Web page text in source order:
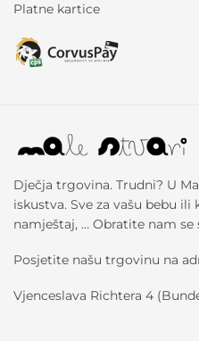
Platne kartice
Dječja trgovina. Trudni? U
iskustva. Sve za vašu bebu
namještaj, … Obratite nam se
Posjetite našu trgovinu na
Vjenceslava Richtera 4